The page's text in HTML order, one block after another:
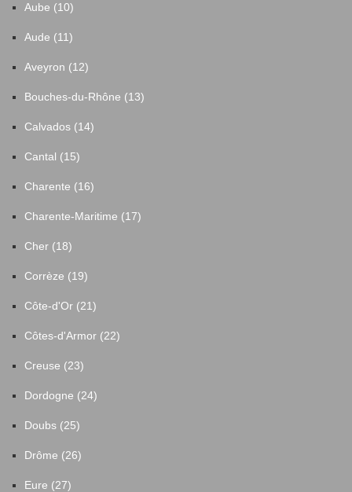
Aube (10)
Aude (11)
Aveyron (12)
Bouches-du-Rhône (13)
Calvados (14)
Cantal (15)
Charente (16)
Charente-Maritime (17)
Cher (18)
Corrèze (19)
Côte-d'Or (21)
Côtes-d'Armor (22)
Creuse (23)
Dordogne (24)
Doubs (25)
Drôme (26)
Eure (27)